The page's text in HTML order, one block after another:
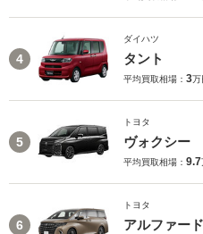
4
ダイハツ
タント
平均買取相場： 3万
5
トヨタ
ヴォクシー
平均買取相場： 9.7
6
トヨタ
アルファード